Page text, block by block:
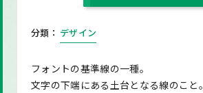
分類： デザイン
フォントの基準線の一種。
文字の下端にある土台となる線のこと。